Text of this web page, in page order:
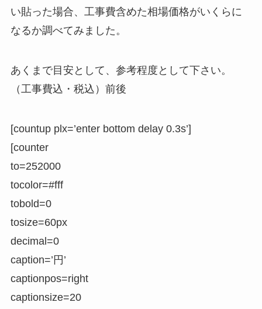
い貼った場合、工事費含めた相場価格がいくらに
なるか調べてみました。
あくまで目安として、参考程度として下さい。
（工事費込・税込）前後
[countup plx=’enter bottom delay 0.3s’]
[counter
to=252000
tocolor=#fff
tobold=0
tosize=60px
decimal=0
caption=’円’
captionpos=right
captionsize=20